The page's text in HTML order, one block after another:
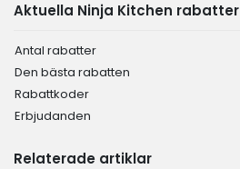
Aktuella Ninja Kitchen rabatter
Antal rabatter
Den bästa rabatten
Rabattkoder
Erbjudanden
Relaterade artiklar